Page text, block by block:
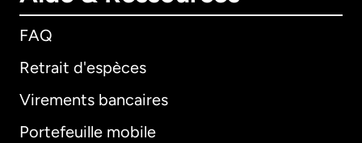
FAQ
Retrait d'espèces
Virements bancaires
Portefeuille mobile